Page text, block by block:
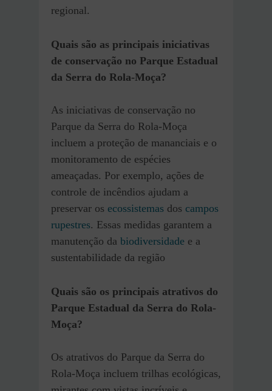
regional.
Quais são as principais iniciativas
de conservação no Parque Estadual
da Serra do Rola-Moça?
As iniciativas de conservação no
Parque da Serra do Rola-Moça
incluem a proteção de mananciais e o
monitoramento de espécies
ameaçadas. Por exemplo, ações de
controle de incêndios ajudam a
preservar os ecossistemas dos campos
rupestres. Essas medidas garantem a
manutenção da biodiversidade e a
sustentabilidade da região
Quais são os principais atrativos do
Parque Estadual da Serra do Rola-
Moça?
Os atrativos do Parque da Serra do
Rola-Moça incluem trilhas ecológicas,